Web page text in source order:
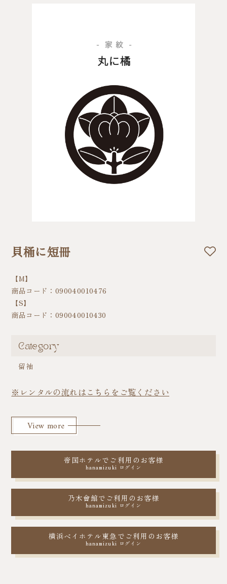
貝桶に短冊
【M】
商品コード：090040010476
【S】
商品コード：090040010430
Category
留袖
※レンタルの流れはこちらをご覧ください
View more
帝国ホテルでご利用のお客様
hanamizuki ログイン
乃木會館でご利用のお客様
hanamizuki ログイン
横浜ベイホテル東急でご利用のお客様
hanamizuki ログイン